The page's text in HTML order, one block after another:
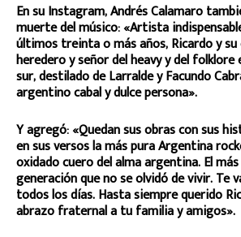
En su Instagram, Andrés Calamaro
muerte del músico: «Artista
últimos treinta o más años, Ricardo y
heredero y señor del heavy y del
sur, destilado de Larralde y Facundo
argentino cabal y dulce persona».
Y agregó: «Quedan sus obras con sus
en sus versos la más pura Argentina
oxidado cuero del alma argentina. El
generación que no se olvidó de vivir. Te
todos los días. Hasta siempre querido
abrazo fraternal a tu familia y amigos».